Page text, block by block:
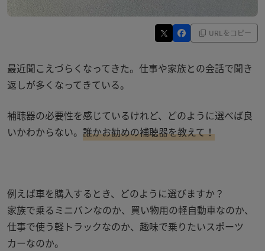
URLをコピー
最近聞こえづらくなってきた。仕事や家族との会話で聞き
返しが多くなってきている。
補聴器の必要性を感じているけれど、どのように選べば良
いかわからない。 誰かお勧めの補聴器を教えて！
例えば車を購入するとき、どのように選びますか？
家族で乗るミニバンなのか、買い物用の軽自動車なのか、
仕事で使う軽トラックなのか、趣味で乗りたいスポーツ
カーなのか。